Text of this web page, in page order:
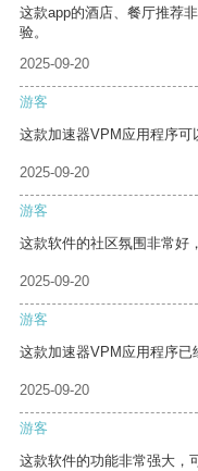
这款app的酒店、餐厅推荐
验。
2025-09-20
游客
这款加速器VPM应用程序可
2025-09-20
游客
这款软件的社区氛围非常好
2025-09-20
游客
这款加速器VPM应用程序已
2025-09-20
游客
这款软件的功能非常强大，